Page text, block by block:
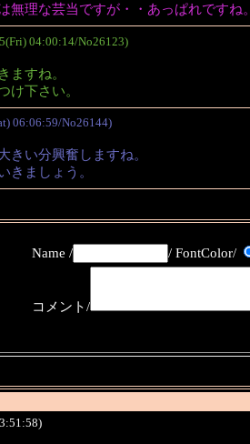
理な芸当ですが・・あっぱれですね。
04:00:14/No26123)
ますね。
け下さい。
06:06:59/No26144)
きい分興奮しますね。
きましょう。
Name /
/ FontColor/
コメント/